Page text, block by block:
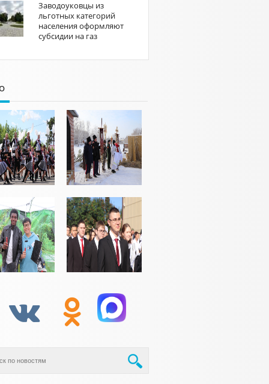
Заводоуковцы из
льготных категорий
населения оформляют
субсидии на газ